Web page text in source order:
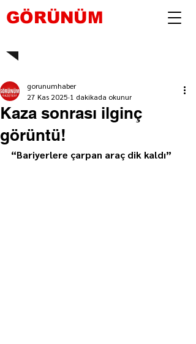
GÖRÜNÜM
Kaza sonrası ilginç
görüntü!
gorunumhaber
27 Kas 2025 1 dakikada okunur
“Bariyerlere çarpan araç dik kaldı”